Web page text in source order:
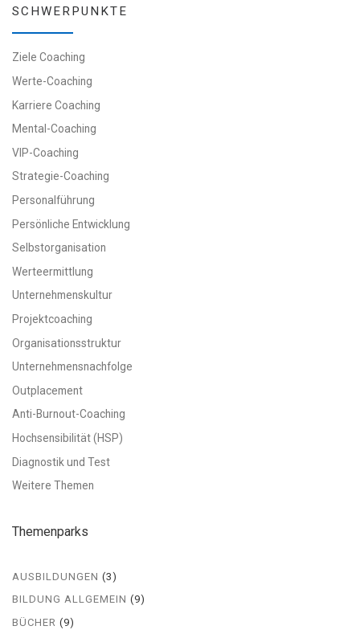
SCHWERPUNKTE
Ziele Coaching
Werte-Coaching
Karriere Coaching
Mental-Coaching
VIP-Coaching
Strategie-Coaching
Personalführung
Persönliche Entwicklung
Selbstorganisation
Werteermittlung
Unternehmenskultur
Projektcoaching
Organisationsstruktur
Unternehmensnachfolge
Outplacement
Anti-Burnout-Coaching
Hochsensibilität (HSP)
Diagnostik und Test
Weitere Themen
Themenparks
AUSBILDUNGEN (3)
BILDUNG ALLGEMEIN (9)
BÜCHER (9)